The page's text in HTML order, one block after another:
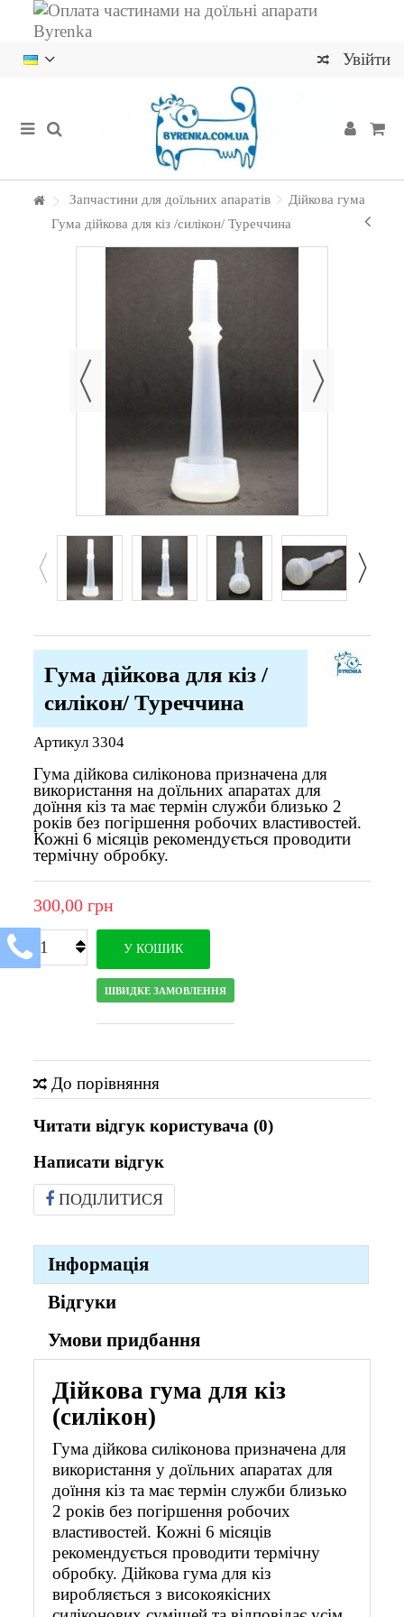
Увійти
Запчастини для доїльних апаратів
Дійкова гума
Гума дійкова для кіз /силікон/ Туреччина
Гума дійкова для кіз /
силікон/ Туреччина
Артикул 3304
Гума дійкова силіконова призначена для
використання на доїльних апаратах для
доїння кіз та має термін служби близько 2
років без погіршення робочих властивостей.
Кожні 6 місяців рекомендується проводити
термічну обробку.
300,00 грн
У КОШИК
ШВИДКЕ ЗАМОВЛЕННЯ
До порівняння
Читати відгук користувача (0)
Написати відгук
ПОДІЛИТИСЯ
Інформація
Відгуки
Умови придбання
Дійкова гума для кіз
(силікон)
Гума дійкова силіконова призначена для
використання у доїльних апаратах для
доїння кіз та має термін служби близько
2 років без погіршення робочих
властивостей. Кожні 6 місяців
рекомендується проводити термічну
обробку. Дійкова гума для кіз
виробляється з високоякісних